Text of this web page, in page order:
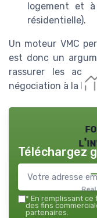
logement et à
résidentielle).
Un moteur VMC
est donc un
rassurer les
négociation à la
Téléchargez
* En remplissant ce
des fins
partenaires.